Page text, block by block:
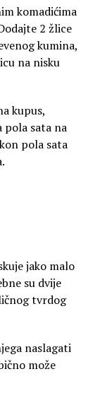
komadićima
2 žlice
kumina,
na nisku
kupus,
sata na
pola sata
jako malo
su dvije
tvrdog
naslagati
može